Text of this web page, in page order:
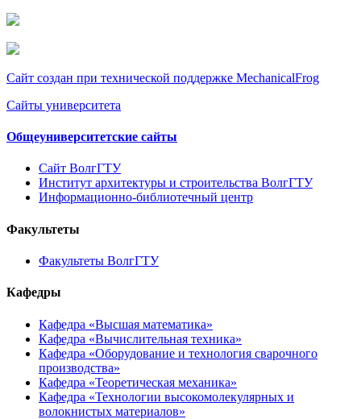
Сайт создан при технической поддержке MechanicalFrog
Сайты университета
Общеуниверситетские сайты
Сайт ВолгГТУ
Институт архитектуры и строительства ВолгГТУ
Информационно-библиотечный центр
Факультеты
Факультеты ВолгГТУ
Кафедры
Кафедра «Высшая математика»
Кафедра «Вычислительная техника»
Кафедра «Оборудование и технология сварочного
производства»
Кафедра «Теоретическая механика»
Кафедра «Технологии высокомолекулярных и
волокнистых материалов»